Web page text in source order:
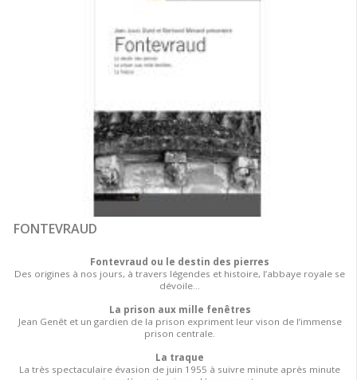
FONTEVRAUD
Fontevraud ou le destin des pierres
Des origines à nos jours, à travers légendes et histoire, l’abbaye royale se
dévoile...
La prison aux mille fenêtres
Jean Genêt et un gardien de la prison expriment leur vison de l’immense
prison centrale.
La traque
La très spectaculaire évasion de juin 1955 à suivre minute après minute